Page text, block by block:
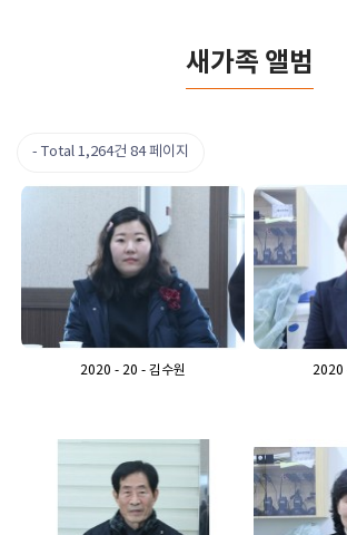
새가족 앨범
Total 1,264건 84 페이지
2020 - 20 - 김수원 2020